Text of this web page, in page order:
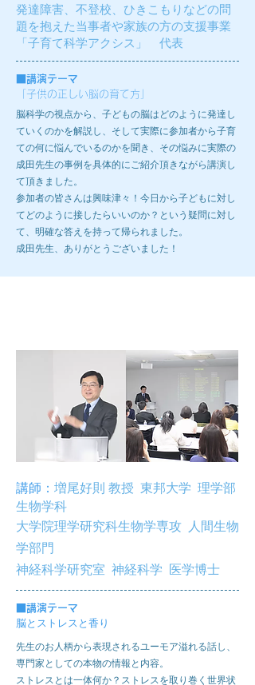
発達障害、不登校、ひきこもりなどの問
題を抱えた当事者や家族の方の支援事業
「子育て科学アクシス」 代表
講演テーマ
「子供の正しい脳の育て方」
脳科学の視点から、子どもの脳はどのように発達し
ていくのかを解説し、そして実際に参加者から子育
ての何に悩んでいるのかを聞き、その悩みに実際の
成田先生の事例を具体的にご紹介頂きながら講演し
て頂きました。
参加者の皆さんは興味津々！今日から子どもに対し
てどのように接したらいいのか？という疑問に対し
て、明確な答えを持って帰られました。
成田先生、ありがとうございました！
講師： 増尾好則 教授 東邦大学 理学部
生物学科
大学院理学研究科生物学専攻
人間生物
学部門
神経科学研究室 神経科学 医学博士
講演テーマ
脳とストレスと香り
先生のお人柄から表現されるユーモア溢れる話し、
専門家としての本物の情報と内容。
ストレスとは一体何か？ストレスを取り巻く世界状